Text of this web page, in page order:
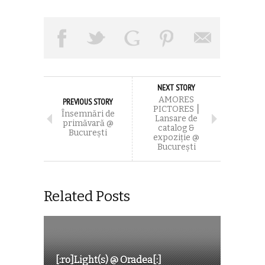
PREVIOUS STORY
Însemnări de
primăvară @
București
NEXT STORY
AMORES
PICTORES ⎮
Lansare de
catalog &
expoziție @
București
Related Posts
[:ro]Light(s) @ Oradea[:]